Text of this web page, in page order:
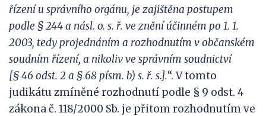
řízení u správního orgánu, je zajištěna postupem
podle §244 a násl. o. s. ř. ve znění účinném po 1. 1.
2003, tedy projednáním a rozhodnutím v občanském
soudním řízení, a nikoliv ve správním soudnictví
[§46 odst. 2 a § 68 písm. b) s. ř. s.].“. V tomto
judikátu zmíněné rozhodnutí podle § 9 odst. 4
zákona č. 118/2000 Sb. je přitom rozhodnutím ve